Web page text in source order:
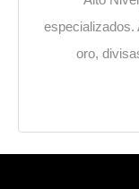
especializados.
oro,